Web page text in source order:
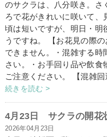
のサクラは、八分咲き。さ
ろで花がきれいに咲いて、
頃は短いですが、明日・明
うですね。 【お花見の際
できません。・混雑する時
さい。・お手回り品や飲食
ご注意ください。 【混雑回
続きを読む >
4月23日 サクラの開花
2026年04月23日